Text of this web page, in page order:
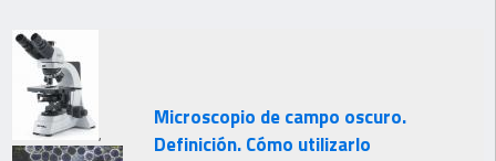
,
Microscopio de campo oscuro.
Definición. Cómo utilizarlo